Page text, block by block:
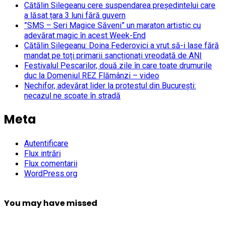
Cătălin Silegeanu cere suspendarea președintelui care
a lăsat țara 3 luni fără guvern
”SMS – Seri Magice Săveni” un maraton artistic cu
adevărat magic în acest Week-End
Cătălin Silegeanu: Doina Federovici a vrut să-i lase fără
mandat pe toți primarii sancționați vreodată de ANI
Festivalul Pescarilor, două zile în care toate drumurile
duc la Domeniul REZ Flămânzi – video
Nechifor, adevărat lider la protestul din București:
necazul ne scoate în stradă
Meta
Autentificare
Flux intrări
Flux comentarii
WordPress.org
You may have missed